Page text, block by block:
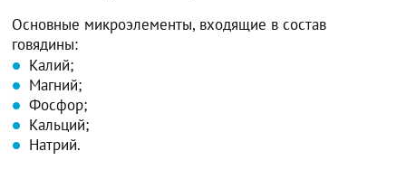
Основные микроэлементы, входящие в состав
говядины:
Калий;
Магний;
Фосфор;
Кальций;
Натрий.